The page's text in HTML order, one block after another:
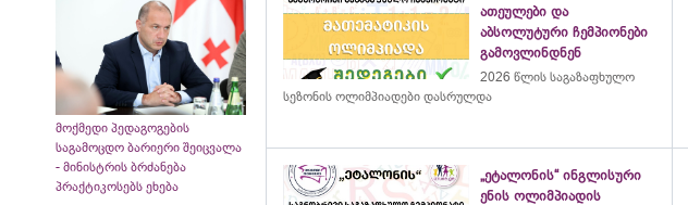
მოქმედი პედაგოგების
საგამოცდო ბარიერი შეიცვალა
- მინისტრის ბრძანება
პრაქტიკოსებს ეხება
ათეულები და
აბსოლუტური ჩემპიონები
გამოვლინდნენ
2026 წლის საგაზაფხულო
სეზონის ოლიმპიადები დასრულდა
„ეტალონის“ ინგლისური
ენის ოლიმპიადის